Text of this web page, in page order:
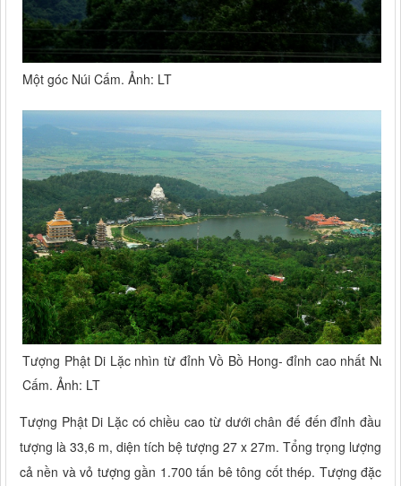
Một góc Núi Cấm. Ảnh: LT
Tượng Phật Di Lặc nhìn từ đỉnh Vồ Bồ Hong- đỉnh cao nhất Núi
Cấm. Ảnh: LT
Tượng Phật Di Lặc có chiều cao từ dưới chân đế đến đỉnh đầu
tượng là 33,6 m, diện tích bệ tượng 27 x 27m. Tổng trọng lượng
cả nền và vỏ tượng gần 1.700 tấn bê tông cốt thép. Tượng đặc